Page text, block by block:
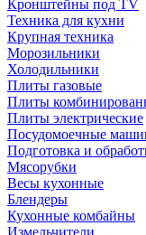
Кронштейны под TV
Техника для кухни
Крупная техника
Морозильники
Холодильники
Плиты газовые
Плиты
Плиты электрические
Посудомоечные
Подготовка и
Мясорубки
Весы кухонные
Блендеры
Кухонные комбайны
Измельчители